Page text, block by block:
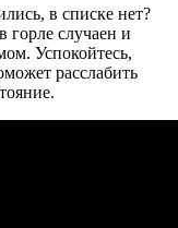
в списке нет?
горле случаен и
Успокойтесь,
расслабить